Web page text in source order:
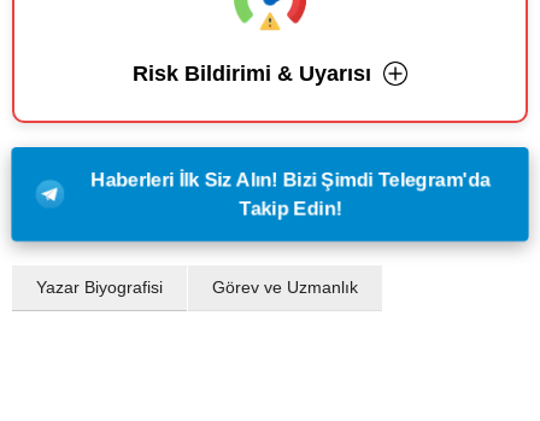
Risk Bildirimi & Uyarısı
Haberleri İlk Siz Alın! Bizi Şimdi Telegram'da
Takip Edin!
Yazar Biyografisi Görev ve Uzmanlık